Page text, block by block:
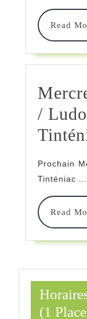
Read
/
Prochain
Tinténiac ...
Read
(1